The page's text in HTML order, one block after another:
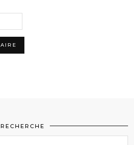
RECHERCHE